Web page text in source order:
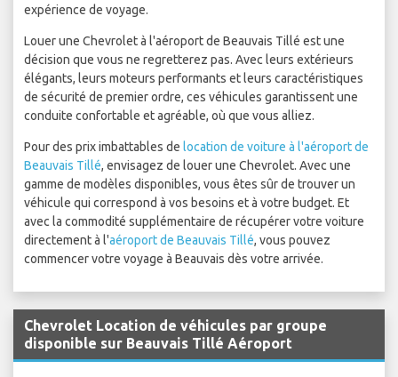
expérience de voyage.
Louer une Chevrolet à l'aéroport de Beauvais Tillé est une
décision que vous ne regretterez pas. Avec leurs extérieurs
élégants, leurs moteurs performants et leurs caractéristiques
de sécurité de premier ordre, ces véhicules garantissent une
conduite confortable et agréable, où que vous alliez.
Pour des prix imbattables de location de voiture à l'aéroport de
Beauvais Tillé, envisagez de louer une Chevrolet. Avec une
gamme de modèles disponibles, vous êtes sûr de trouver un
véhicule qui correspond à vos besoins et à votre budget. Et
avec la commodité supplémentaire de récupérer votre voiture
directement à l'aéroport de Beauvais Tillé, vous pouvez
commencer votre voyage à Beauvais dès votre arrivée.
Chevrolet Location de véhicules par groupe
disponible sur Beauvais Tillé Aéroport